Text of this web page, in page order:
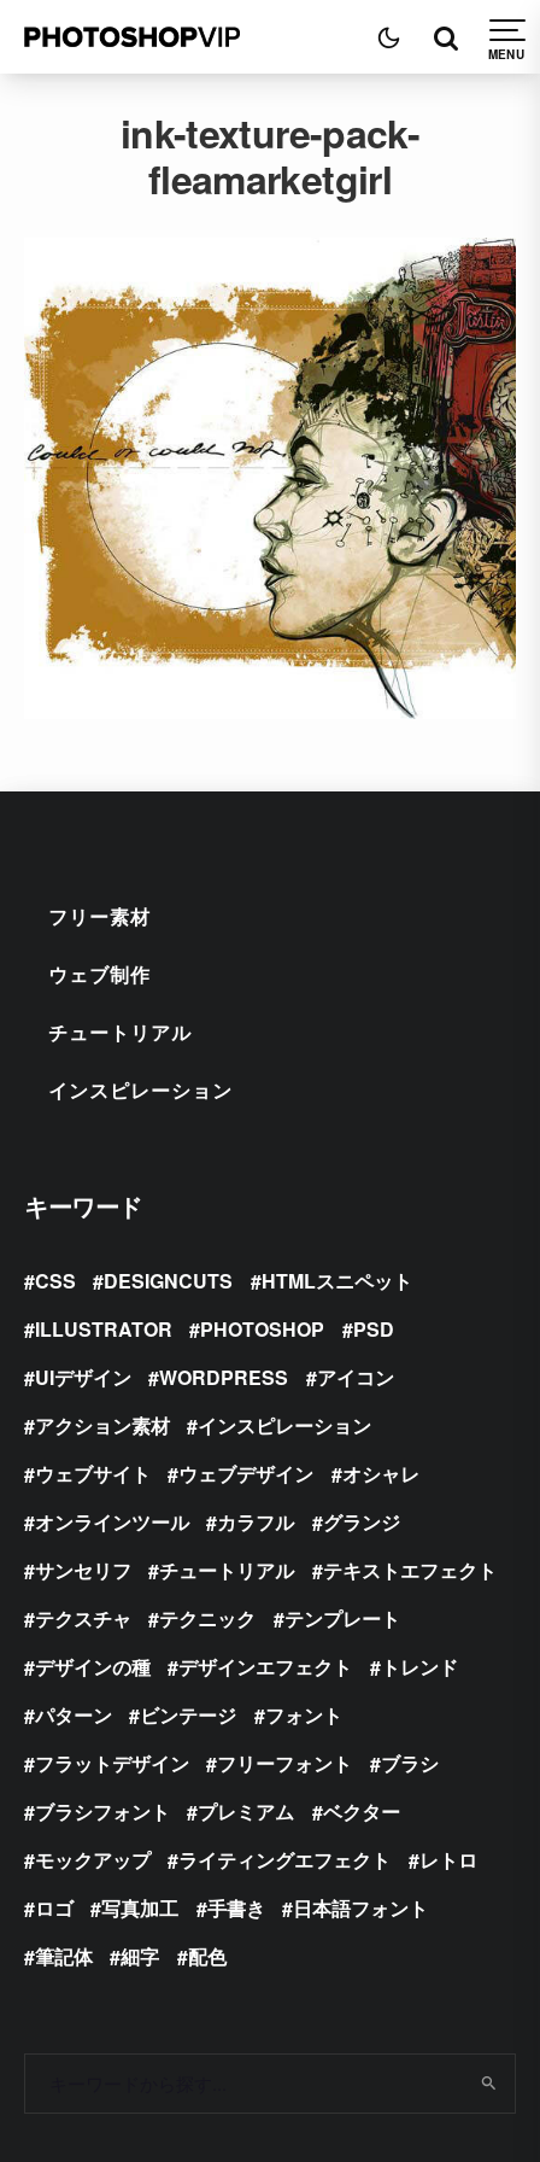
ink-texture-pack-
fleamarketgirl
フリー素材
ウェブ制作
チュートリアル
インスピレーション
キーワード
CSS DESIGNCUTS
HTMLスニペット
ILLUSTRATOR
PHOTOSHOP
PSD
UIデザイン
WORDPRESS
アイコン
アクション素材
インスピレーション
ウェブサイト
ウェブデザイン
オシャレ
オンラインツール
カラフル
グランジ
サンセリフ
チュートリアル
テキストエフェクト
テクスチャ
テクニック
テンプレート
デザインの種
デザインエフェクト
トレンド
パターン
ビンテージ
フォント
フラットデザイン
フリーフォント
ブラシ
ブラシフォント
プレミアム
ベクター
モックアップ
ライティングエフェクト
レトロ
ロゴ
写真加工 手書き
日本語フォント
筆記体
細字 配色